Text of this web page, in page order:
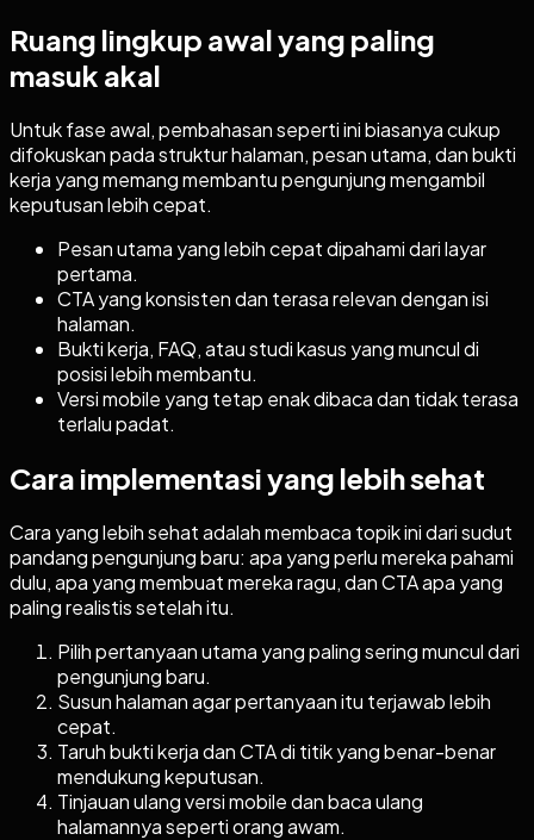
Ruang lingkup awal yang paling
masuk akal
Untuk fase awal, pembahasan seperti ini biasanya cukup
difokuskan pada struktur halaman, pesan utama, dan bukti
kerja yang memang membantu pengunjung mengambil
keputusan lebih cepat.
Pesan utama yang lebih cepat dipahami dari layar
pertama.
CTA yang konsisten dan terasa relevan dengan isi
halaman.
Bukti kerja, FAQ, atau studi kasus yang muncul di
posisi lebih membantu.
Versi mobile yang tetap enak dibaca dan tidak terasa
terlalu padat.
Cara implementasi yang lebih sehat
Cara yang lebih sehat adalah membaca topik ini dari sudut
pandang pengunjung baru: apa yang perlu mereka pahami
dulu, apa yang membuat mereka ragu, dan CTA apa yang
paling realistis setelah itu.
Pilih pertanyaan utama yang paling sering muncul dari
pengunjung baru.
Susun halaman agar pertanyaan itu terjawab lebih
cepat.
Taruh bukti kerja dan CTA di titik yang benar-benar
mendukung keputusan.
Tinjauan ulang versi mobile dan baca ulang
halamannya seperti orang awam.